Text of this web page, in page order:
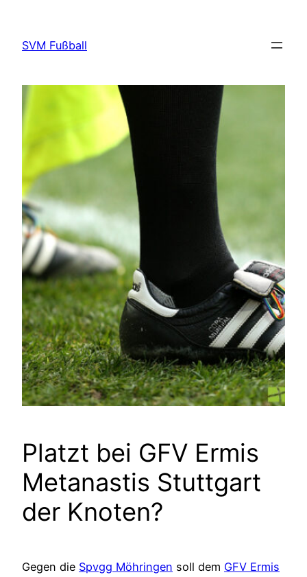
InhaltSVM Fußball
Platzt bei GFV Ermis
Metanastis Stuttgart
der Knoten?
Gegen die Spvgg Möhringen soll dem GFV Ermis